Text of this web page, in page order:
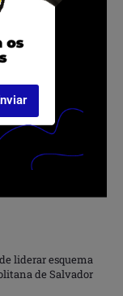
liderar esquema
de Salvador